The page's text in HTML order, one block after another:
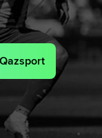
Karetsas
Мандалос
Курмпелис
Рецос